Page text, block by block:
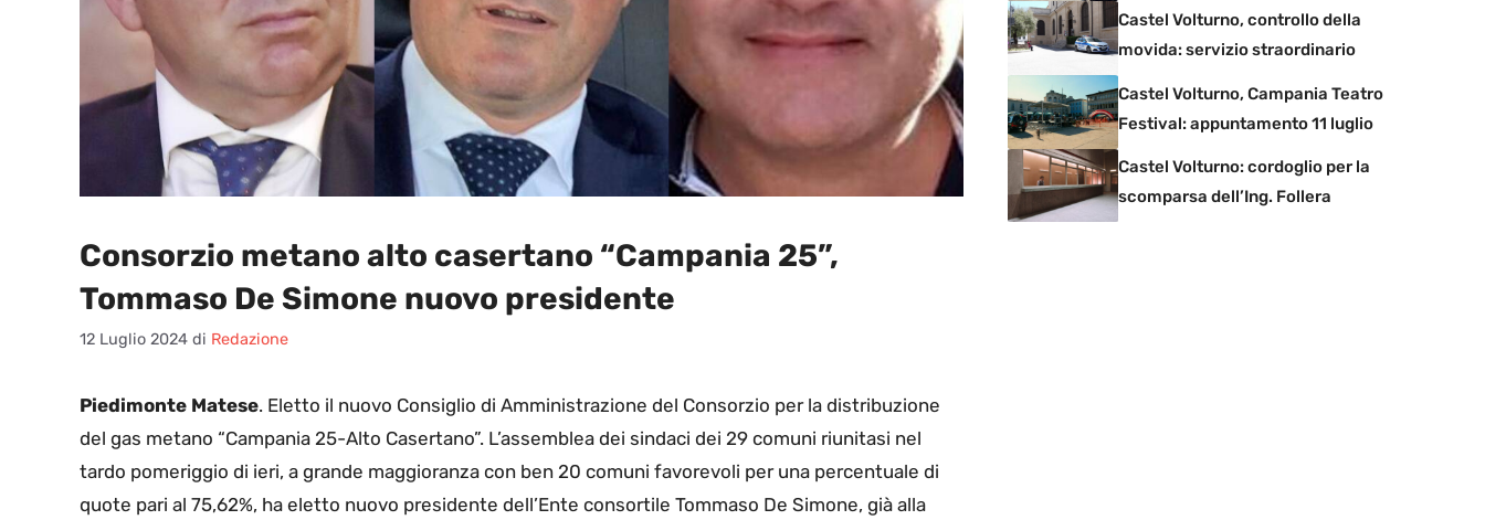
Consorzio metano alto casertano “Campania 25”,
Tommaso De Simone nuovo presidente
12 Luglio 2024 di Redazione
Piedimonte Matese. Eletto il nuovo Consiglio di Amministrazione del Consorzio per la distribuzione
del gas metano “Campania 25-Alto Casertano”. L’assemblea dei sindaci dei 29 comuni riunitasi nel
tardo pomeriggio di ieri, a grande maggioranza con ben 20 comuni favorevoli per una percentuale di
quote pari al 75,62%, ha eletto nuovo presidente dell’Ente consortile Tommaso De Simone, già alla
Castel Volturno, controllo della
movida: servizio straordinario
Castel Volturno, Campania Teatro
Festival: appuntamento 11 luglio
Castel Volturno: cordoglio per la
scomparsa dell’Ing. Follera